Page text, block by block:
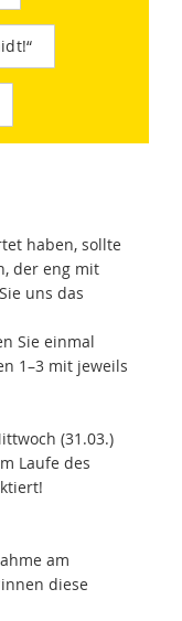
haben, sollte
der eng mit
uns das
Sie einmal
1–3 mit jeweils
(31.03.)
Laufe des
am
diese